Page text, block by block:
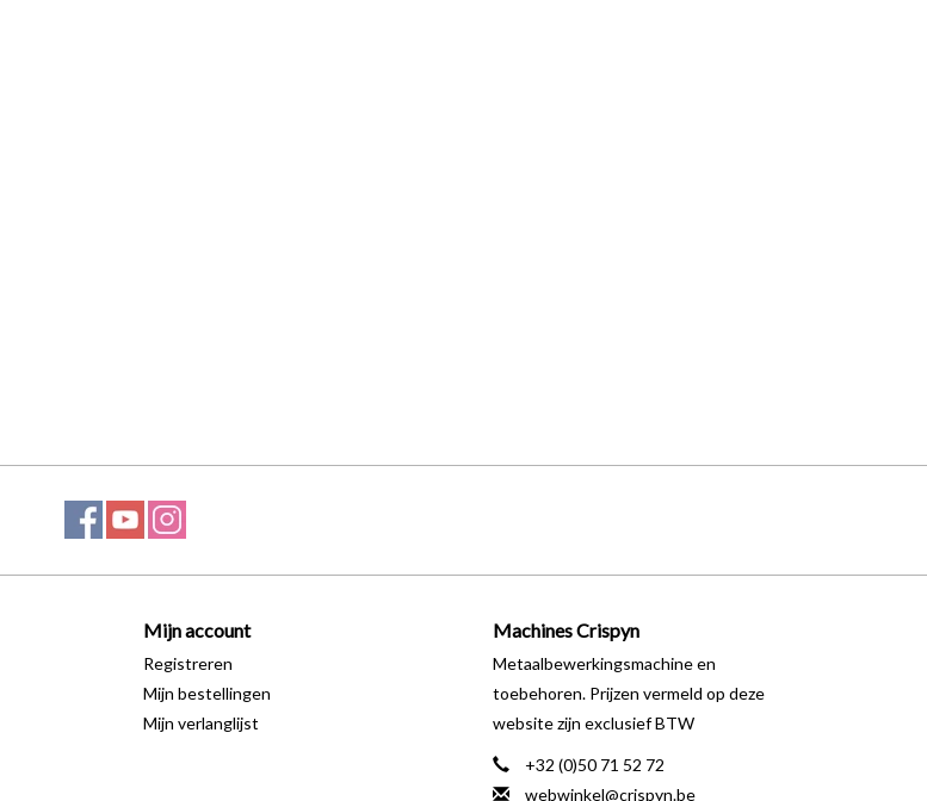
Mijn account
Registreren
Mijn bestellingen
Mijn verlanglijst
Machines Crispyn
Metaalbewerkingsmachine en
toebehoren. Prijzen vermeld op deze
website zijn exclusief BTW
+32 (0)50 71 52 72
webwinkel@crispyn.be